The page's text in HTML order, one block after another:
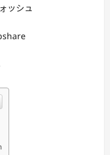
ッシュ